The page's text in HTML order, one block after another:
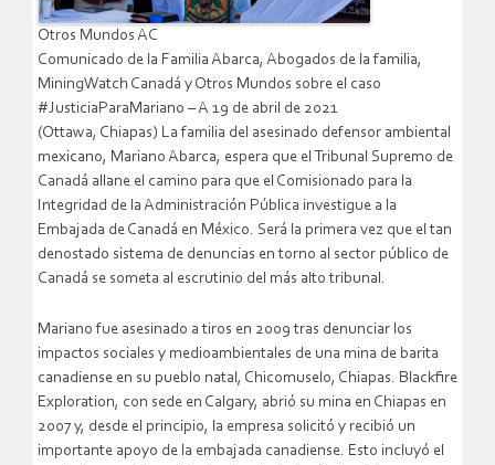
Otros Mundos AC
Comunicado de la Familia Abarca, Abogados de la familia,
MiningWatch Canadá y Otros Mundos sobre el caso
#JusticiaParaMariano – A 19 de abril de 2021
(Ottawa, Chiapas) La familia del asesinado defensor ambiental
mexicano, Mariano Abarca, espera que el Tribunal Supremo de
Canadá allane el camino para que el Comisionado para la
Integridad de la Administración Pública investigue a la
Embajada de Canadá en México. Será la primera vez que el tan
denostado sistema de denuncias en torno al sector público de
Canadá se someta al escrutinio del más alto tribunal.
Mariano fue asesinado a tiros en 2009 tras denunciar los
impactos sociales y medioambientales de una mina de barita
canadiense en su pueblo natal, Chicomuselo, Chiapas. Blackfire
Exploration, con sede en Calgary, abrió su mina en Chiapas en
2007 y, desde el principio, la empresa solicitó y recibió un
importante apoyo de la embajada canadiense. Esto incluyó el